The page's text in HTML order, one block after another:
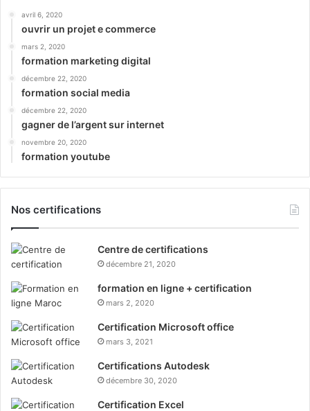
avril 6, 2020
ouvrir un projet e commerce
mars 2, 2020
formation marketing digital
décembre 22, 2020
formation social media
décembre 22, 2020
gagner de l’argent sur internet
novembre 20, 2020
formation youtube
Nos certifications
Centre de certifications
décembre 21, 2020
formation en ligne + certification
mars 2, 2020
Certification Microsoft office
mars 3, 2021
Certifications Autodesk
décembre 30, 2020
Certification Excel